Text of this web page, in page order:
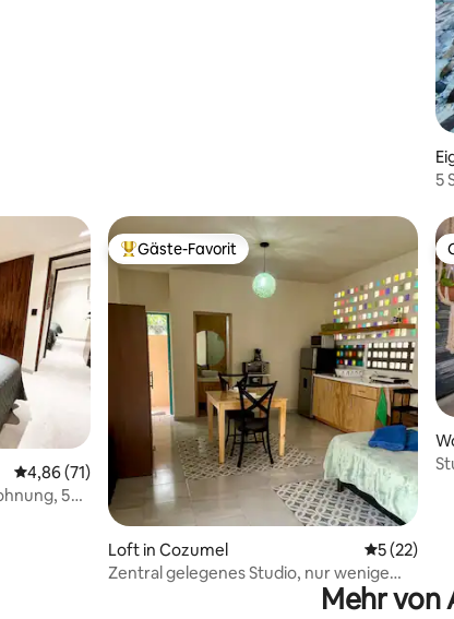
5
Durchschnittliche Bewertung: 4,86 von 5, 71 Bewertungen
4,86 (71)
5
Beliebter Gäste-Favorit.
Gäste-Favorit
Loft in Cozumel
5 (22)
Zentral gelegenes Studio, nur wenige
Schritte vom Meer, dem Zentrum und
Mehr von